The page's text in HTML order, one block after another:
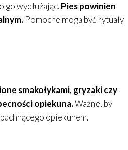
wydłużając.Pies powinien
Pomocne mogą być rytuały
smakołykami, gryzaki czy
opiekuna.Ważne, by
opiekunem.